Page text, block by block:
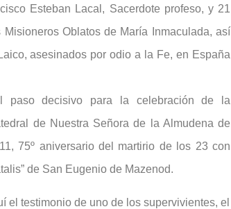
Esteban Lacal, Sacerdote profeso, y 21
Oblatos de María Inmaculada, así
asesinados por odio a la Fe, en España
decisivo para la celebración de la
de Nuestra Señora de la Almudena de
75º aniversario del martirio de los 23 con
de San Eugenio de Mazenod.
el testimonio de uno de los supervivientes, el